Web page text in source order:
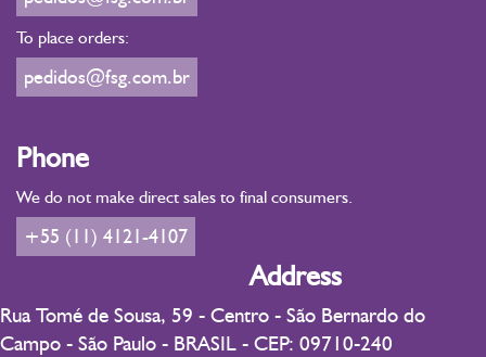
To place orders:
pedidos@fsg.com.br
Phone
We do not make direct sales to final consumers.
+55 (11) 4121-4107
Address
Rua Tomé de Sousa, 59 - Centro - São Bernardo do
Campo - São Paulo - BRASIL - CEP: 09710-240